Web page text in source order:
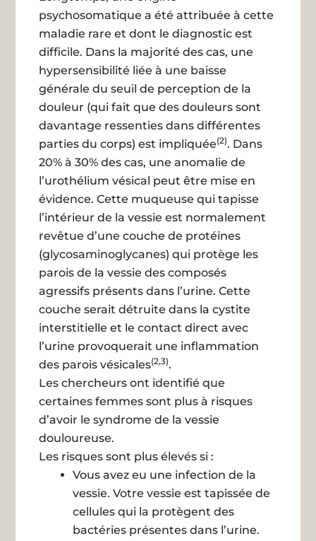
psychosomatique a été attribuée à cette
maladie rare et dont le diagnostic est
difficile. Dans la majorité des cas, une
hypersensibilité liée à une baisse
générale du seuil de perception de la
douleur (qui fait que des douleurs sont
davantage ressenties dans différentes
parties du corps) est impliquée(2). Dans
20% à 30% des cas, une anomalie de
l’urothélium vésical peut être mise en
évidence. Cette muqueuse qui tapisse
l’intérieur de la vessie est normalement
revêtue d’une couche de protéines
(glycosaminoglycanes) qui protège les
parois de la vessie des composés
agressifs présents dans l’urine. Cette
couche serait détruite dans la cystite
interstitielle et le contact direct avec
l’urine provoquerait une inflammation
des parois vésicales(2,3).
Les chercheurs ont identifié que
certaines femmes sont plus à risques
d’avoir le syndrome de la vessie
douloureuse.
Les risques sont plus élevés si :
Vous avez eu une infection de la
vessie. Votre vessie est tapissée de
cellules qui la protègent des
bactéries présentes dans l’urine.